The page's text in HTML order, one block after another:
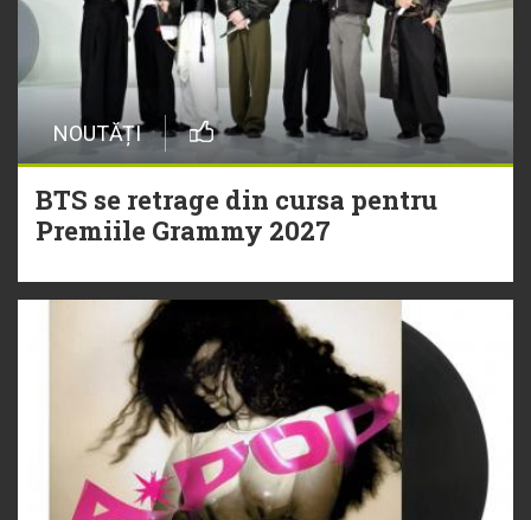
NOUTĂȚI
BTS se retrage din cursa pentru
Premiile Grammy 2027